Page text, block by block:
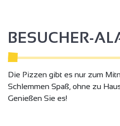
BESUCHER-
Die Pizzen gibt es nur zum
Schlemmen Spaß, ohne zu
Genießen Sie es!